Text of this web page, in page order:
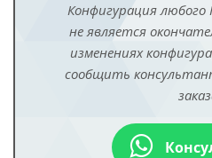
Конфигурация
не является
изменениях
сообщить